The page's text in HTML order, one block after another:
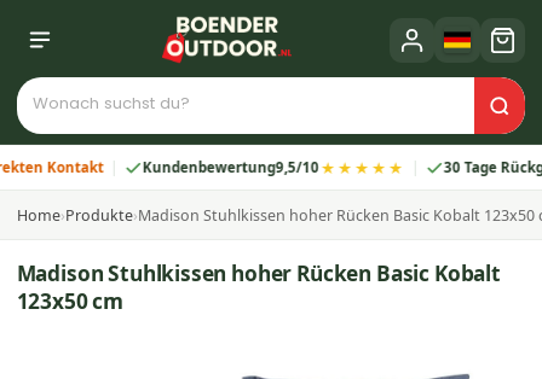
Kundenbewertung9,5/10★★★★★ 30 Tage Rückgabe
Home›Produkte›Madison Stuhlkissen hoher Rücken Basic Kobalt 123x50
Madison Stuhlkissen hoher Rücken Basic Kobalt
123x50 cm